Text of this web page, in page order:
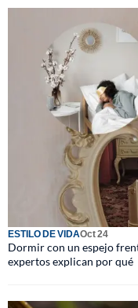
ESTILO DE VIDAOct 24
Dormir con un espejo
expertos explican por qué